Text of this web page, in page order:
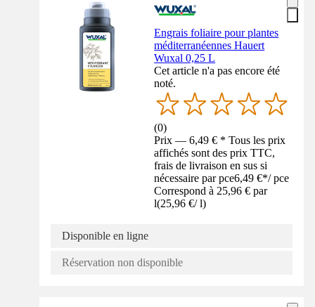
Engrais foliaire pour plantes
méditerranéennes Hauert
Wuxal 0,25 L
Cet article n'a pas encore été
noté.
(0)
Prix — 6,49 € * Tous les prix
affichés sont des prix TTC,
frais de livraison en sus si
nécessaire par pce6,49 €*/ pce
Correspond à 25,96 € par
l(25,96 €/ l)
Disponible en ligne
Réservation non disponible